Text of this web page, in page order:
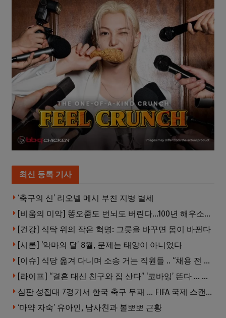
최신 등록 기사
‘축구의 신’ 리오넬 메시 부친 지병 별세
[비움의 미악] 똥오줌도 번뇌도 버린다…100년 해우소의 철학
[건강] 식탁 위의 작은 혁명: 그릇을 바꾸면 몸이 바뀐다
[시론] ‘악마의 달’ 8월, 문제는 태양이 아니었다
[이슈] 식당 옮겨 다니며 소송 거는 직원들 .. “채용 전 반드시 확인해야”
[라이프] “결혼 대신 친구와 집 산다” ‘코바잉’ 뜬다 … 내 집 마련 공식 바뀌었다
심판 성접대 7경기서 한국 축구 무패 … FIFA 국제 스캔들 번지나
‘마약 자숙’ 유아인, 남사친과 볼뽀뽀 근황